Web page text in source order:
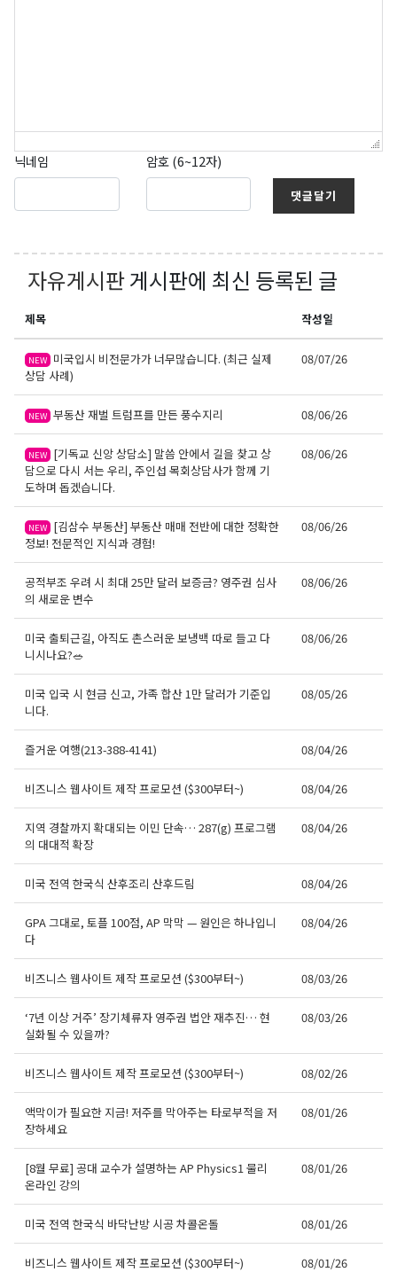
닉네임 암호 (6~12자)
댓글달기
자유게시판게시판에 최신 등록된 글
제목 작성일
NEW 미국입시 비전문가가 너무많습니다. (최근 실제
상담 사례)
08/07/26
NEW 부동산 재벌 트럼프를 만든 풍수지리 08/06/26
NEW [기독교 신앙 상담소] 말씀 안에서 길을 찾고 상
담으로 다시 서는 우리, 주인섭 목회상담사가 함께 기
도하며 돕겠습니다.
08/06/26
NEW [김삼수 부동산] 부동산 매매 전반에 대한 정확한
정보! 전문적인 지식과 경험!
08/06/26
공적부조 우려 시 최대 25만 달러 보증금? 영주권 심사
의 새로운 변수
08/06/26
미국 출퇴근길, 아직도 촌스러운 보냉백 따로 들고 다
니시나요?🥗
08/06/26
미국 입국 시 현금 신고, 가족 합산 1만 달러가 기준입
니다.
08/05/26
즐거운 여행(213-388-4141) 08/04/26
비즈니스 웹사이트 제작 프로모션 ($300부터~) 08/04/26
지역 경찰까지 확대되는 이민 단속… 287(g) 프로그램
의 대대적 확장
08/04/26
미국 전역 한국식 산후조리 산후드림 08/04/26
GPA 그대로, 토플 100점, AP 막막 — 원인은 하나입니
다
08/04/26
비즈니스 웹사이트 제작 프로모션 ($300부터~) 08/03/26
‘7년 이상 거주’ 장기체류자 영주권 법안 재추진… 현
실화될 수 있을까?
08/03/26
비즈니스 웹사이트 제작 프로모션 ($300부터~) 08/02/26
액막이가 필요한 지금! 저주를 막아주는 타로부적을 저
장하세요
08/01/26
[8월 무료] 공대 교수가 설명하는 AP Physics1 물리
온라인 강의
08/01/26
미국 전역 한국식 바닥난방 시공 차콜온돌 08/01/26
비즈니스 웹사이트 제작 프로모션 ($300부터~) 08/01/26